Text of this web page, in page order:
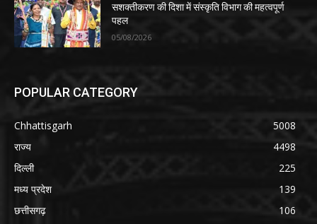
सशक्तीकरण की दिशा में संस्कृति विभाग की महत्वपूर्ण
पहल
05/08/2026
POPULAR CATEGORY
Chhattisgarh
5008
राज्य
4498
दिल्ली
225
मध्य प्रदेश
139
छत्तीसगढ़
106